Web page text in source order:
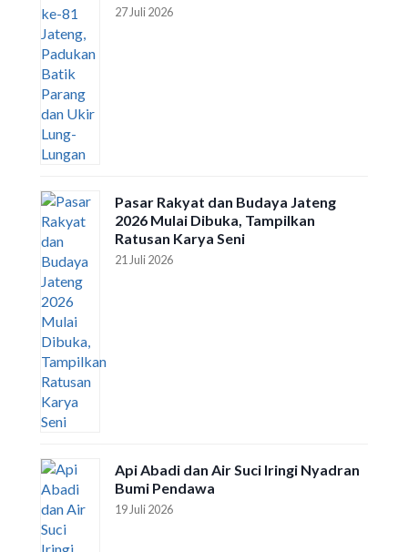
27 Juli 2026
Pasar Rakyat dan Budaya Jateng
2026 Mulai Dibuka, Tampilkan
Ratusan Karya Seni
21 Juli 2026
Api Abadi dan Air Suci Iringi Nyadran
Bumi Pendawa
19 Juli 2026